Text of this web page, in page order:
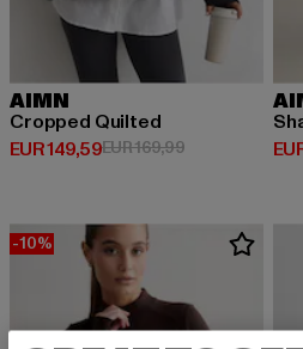
AIMN
Cropped Quilted
EUR 149,59
Derzeitiger Preis: EUR 149,59
EUR 169,99Aktionspreis:
-10%